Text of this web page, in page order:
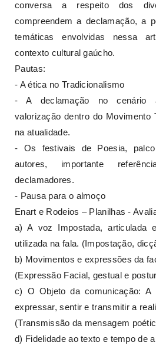
conversa a respeito dos
compreendem a declamação, a
temáticas envolvidas nessa
contexto cultural gaúcho.
Pautas:
- A ética no Tradicionalismo
- A declamação no cenário
valorização dentro do Movimento
na atualidade.
- Os festivais de Poesia,
autores, importante
declamadores.
- Pausa para o almoço
Enart e Rodeios – Planilhas -
a) A voz Impostada, articulada
utilizada na fala. (Impostação,
b) Movimentos e expressões da
(Expressão Facial, gestual e
c) O Objeto da comunicação: A
expressar, sentir e transmitir a
(Transmissão da mensagem
d) Fidelidade ao texto e tempo de